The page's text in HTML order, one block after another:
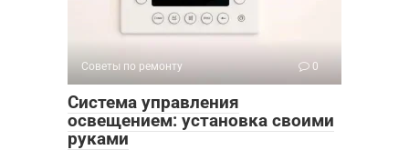
Советы по ремонту 0
Система управления
освещением: установка своими
руками